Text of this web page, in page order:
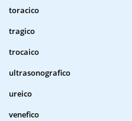
toracico
tragico
trocaico
ultrasonografico
ureico
venefico